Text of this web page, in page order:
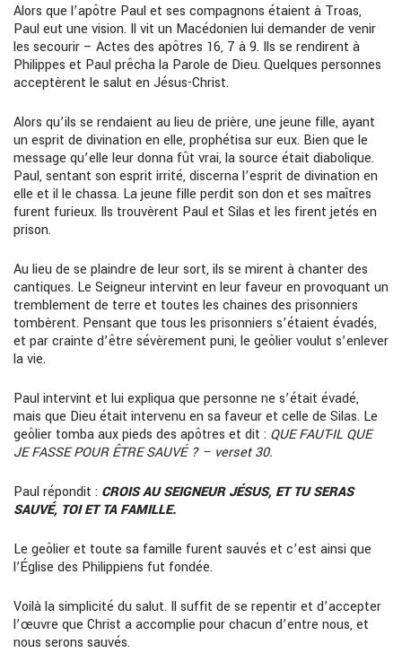
Alors que l’apôtre Paul et ses compagnons étaient à Troas,
Paul eut une vision. Il vit un Macédonien lui demander de venir
les secourir – Actes des apôtres 16, 7 à 9. Ils se rendirent à
Philippes et Paul prêcha la Parole de Dieu. Quelques personnes
acceptèrent le salut en Jésus-Christ.
Alors qu’ils se rendaient au lieu de prière, une jeune fille, ayant
un esprit de divination en elle, prophétisa sur eux. Bien que le
message qu’elle leur donna fût vrai, la source était diabolique.
Paul, sentant son esprit irrité, discerna l’esprit de divination en
elle et il le chassa. La jeune fille perdit son don et ses maîtres
furent furieux. Ils trouvèrent Paul et Silas et les firent jetés en
prison.
Au lieu de se plaindre de leur sort, ils se mirent à chanter des
cantiques. Le Seigneur intervint en leur faveur en provoquant un
tremblement de terre et toutes les chaines des prisonniers
tombèrent. Pensant que tous les prisonniers s’étaient évadés,
et par crainte d’être sévèrement puni, le geôlier voulut s’enlever
la vie.
Paul intervint et lui expliqua que personne ne s’était évadé,
mais que Dieu était intervenu en sa faveur et celle de Silas. Le
geôlier tomba aux pieds des apôtres et dit : QUE FAUT-IL QUE
JE FASSE POUR ÊTRE SAUVÉ ? – verset 30.
Paul répondit : CROIS AU SEIGNEUR JÉSUS, ET TU SERAS
SAUVÉ, TOI ET TA FAMILLE.
Le geôlier et toute sa famille furent sauvés et c’est ainsi que
l’Église des Philippiens fut fondée.
Voilà la simplicité du salut. Il suffit de se repentir et d’accepter
l’œuvre que Christ a accomplie pour chacun d’entre nous, et
nous serons sauvés.